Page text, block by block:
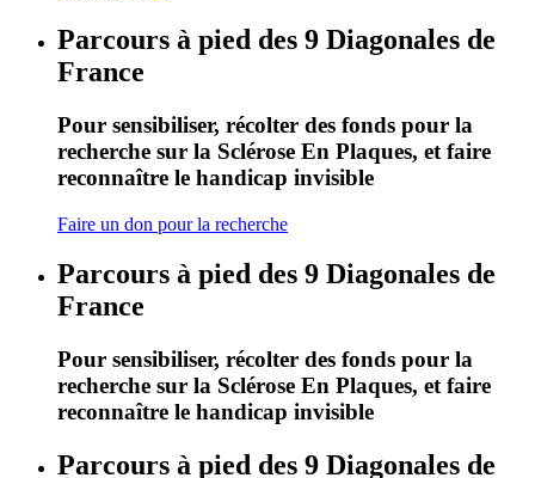
Parcours à pied des 9 Diagonales de
France
Pour sensibiliser, récolter des fonds pour la
recherche sur la Sclérose En Plaques, et faire
reconnaître le handicap invisible
Faire un don pour la recherche
Parcours à pied des 9 Diagonales de
France
Pour sensibiliser, récolter des fonds pour la
recherche sur la Sclérose En Plaques, et faire
reconnaître le handicap invisible
Parcours à pied des 9 Diagonales de